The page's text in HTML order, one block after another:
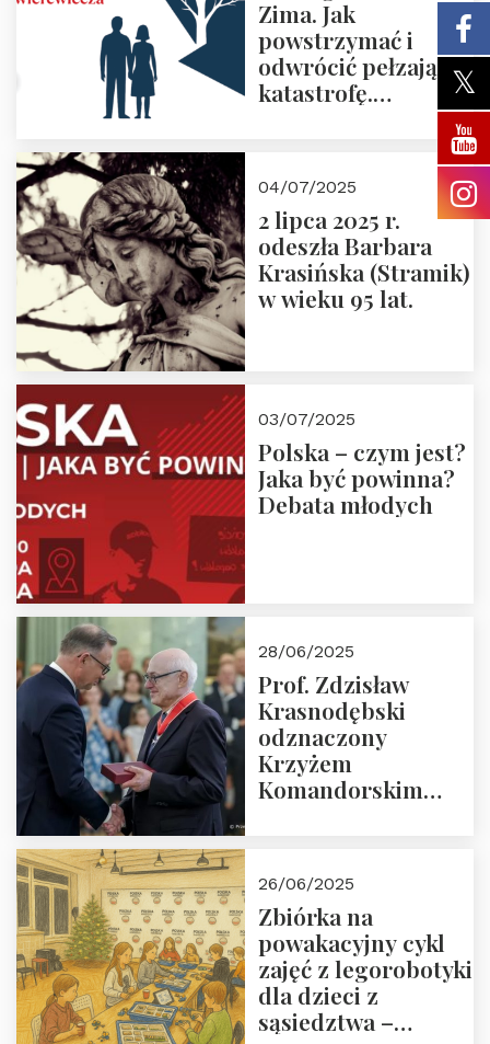
Zima. Jak
powstrzymać i
odwrócić pełzającą
katastrofę.
pierwsze spotkanie
Nowego
Ćwierćwiecza”
04/07/2025
2 lipca 2025 r.
odeszła Barbara
Krasińska (Stramik)
w wieku 95 lat.
03/07/2025
Polska – czym jest?
Jaka być powinna?
Debata młodych
28/06/2025
Prof. Zdzisław
Krasnodębski
odznaczony
Krzyżem
Komandorskim
26/06/2025
Zbiórka na
powakacyjny cykl
zajęć z legorobotyki
dla dzieci z
sąsiedztwa –